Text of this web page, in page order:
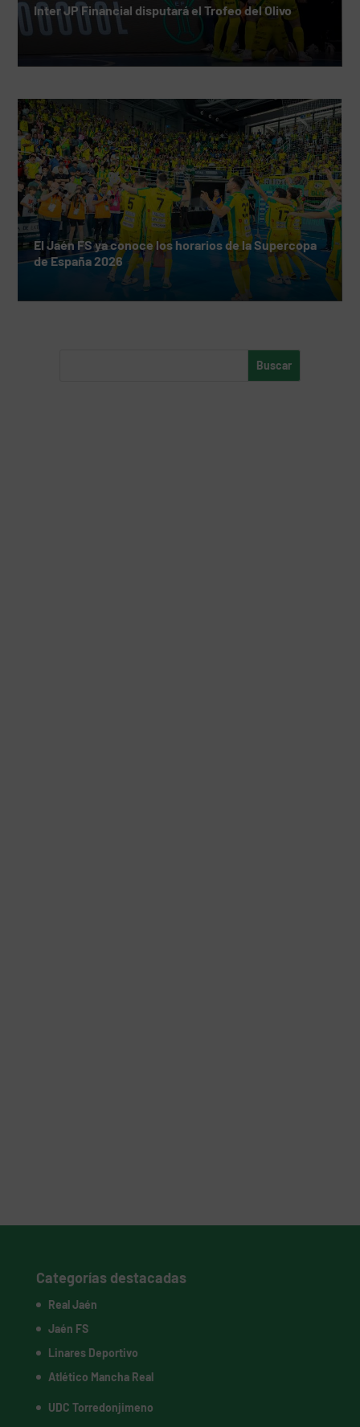
Inter JP Financial disputará el Trofeo del Olivo
El Jaén FS ya conoce los horarios de la Supercopa
de España 2026
Categorías destacadas
Real Jaén
Jaén FS
Linares Deportivo
Atlético Mancha Real
UDC Torredonjimeno